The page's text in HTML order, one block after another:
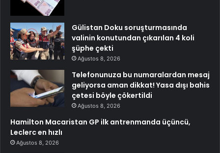
Gülistan Doku soruşturmasında
valinin konutundan çıkarılan 4 koli
şüphe çekti
Ağustos 8, 2026
Telefonunuza bu numaralardan mesaj
geliyorsa aman dikkat! Yasa dışı bahis
çetesi böyle çökertildi
Ağustos 8, 2026
Hamilton Macaristan GP ilk antrenmanda üçüncü,
Leclerc en hızlı
Ağustos 8, 2026